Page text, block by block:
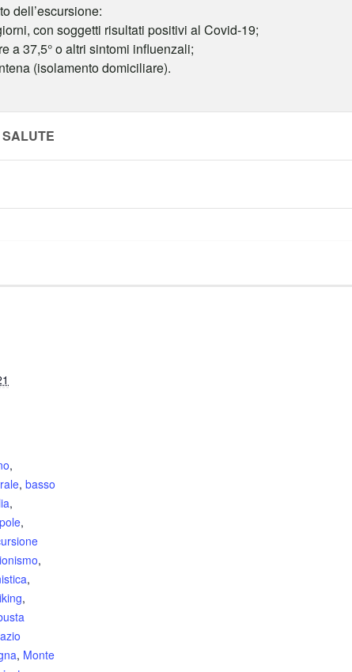
dell’escursione:
con soggetti risultati positivi al Covid-19;
a 37,5° o altri sintomi influenzali;
(isolamento domiciliare).
,
, basso
,
,
,
,
,
, Monte